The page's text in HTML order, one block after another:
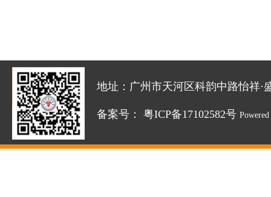
地址：广州市天河区科韵中路怡祥·
备案号： 粤ICP备17102582号